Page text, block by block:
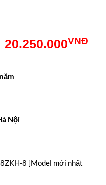
Giá
là:
20.250.000VNĐGiá
Nội
8 [Model mới nhất